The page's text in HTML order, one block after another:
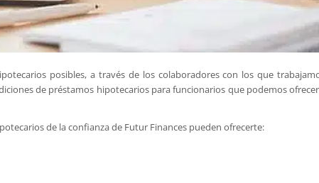
posibles, a través de los colaboradores con los que
de préstamos hipotecarios para funcionarios que podemos
de la confianza de Futur Finances pueden ofrecerte: